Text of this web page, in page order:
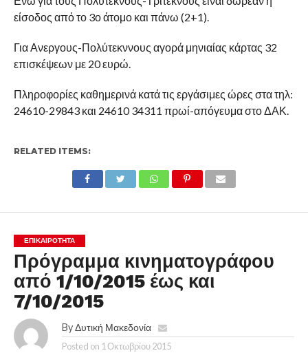
είσοδος από το 3ο άτομο και πάνω (2+1).
Για Ανεργους-Πολύτεκννους αγορά μηνιαίας κάρτας 32
επισκέψεων με 20 ευρώ.
Πληροφορίες καθημερινά κατά τις εργάσιμες ώρες στα τηλ:
24610-29843 και 24610 34311 πρωί-απόγευμα στο ΔΑΚ.
RELATED ITEMS:
ΕΠΙΚΑΙΡΟΤΗΤΑ
Πρόγραμμα κινηματογράφου
από 1/10/2015 έως και
7/10/2015
By Δυτική Μακεδονία
Posted on 1 Οκτωβρίου 2015